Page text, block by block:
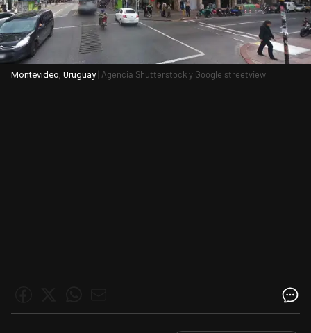
Montevideo, Uruguay| Agencia Shutterstock y Google streetview